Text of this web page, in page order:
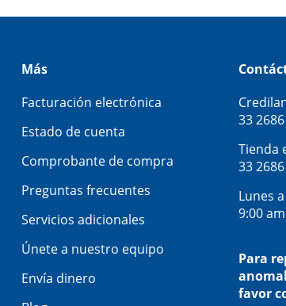
Más
Facturación electrónica
Estado de cuenta
Comprobante de compra
Preguntas frecuentes
Servicios adicionales
Únete a nuestro equipo
Envía dinero
33
Tienda
33
Lunes
9:00
Para
favor